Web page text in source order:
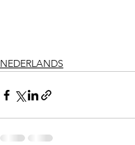
NEDERLANDS